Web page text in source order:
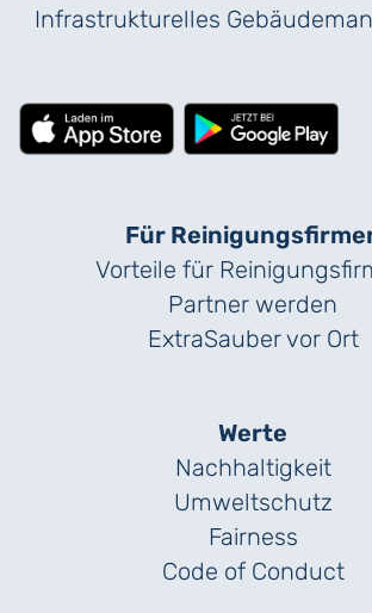
Infrastrukturelles
Für
Vorteile für
Partner werden
ExtraSauber vor Ort
Werte
Nachhaltigkeit
Umweltschutz
Fairness
Code of Conduct